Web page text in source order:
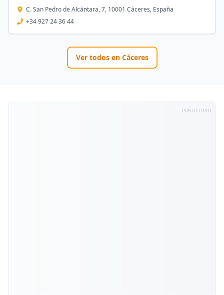
C. San Pedro de Alcántara, 7, 10001 Cáceres, España
+34 927 24 36 44
Ver todos en Cáceres
PUBLICIDAD